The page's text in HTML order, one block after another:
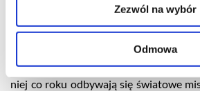
Zezwól na wybór
Odmowa
doświadczyć rajskich widoków i
miejsca, takie jak: wspomniana
morski gejzer Halona Blowhole,
mormonów oraz odpocząć na Sunset
niej co roku odbywają się światowe